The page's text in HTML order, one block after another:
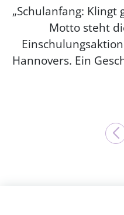
„Schulanfang: Klingt
Motto steht
Hannovers. Ein